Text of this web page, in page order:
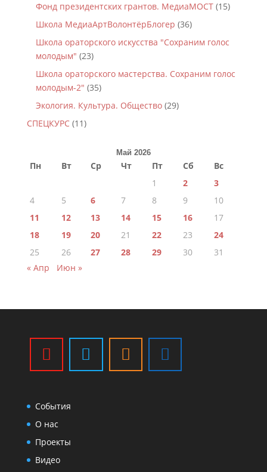
Фонд президентских грантов. МедиаМОСТ(15)
Школа МедиаАртВолонтёрБлогер (36)
Школа ораторского искусства "Сохраним голос
молодым" (23)
Школа ораторского мастерства. Сохраним голос
молодым-2" (35)
Экология. Культура. Общество(29)
СПЕЦКУРС(11)
Май 2026
Пн Вт Ср Чт Пт Сб
Вс
1
2
3
4
5 6 7 8 9
10
11
12 13 14 15 16
17
18
19 20 21 22 23
24
25
26 27 28 29 30
31
« Апр
Июн »
События
О нас
Проекты
Видео